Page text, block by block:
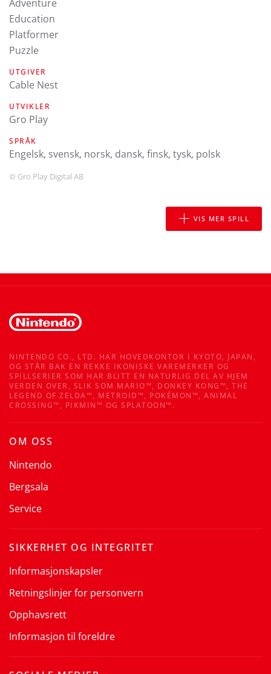
Adventure
Education
Platformer
Puzzle
UTGIVER
Cable Nest
UTVIKLER
Gro Play
SPRÅK
engelsk, svensk, norsk, dansk, finsk, tysk, polsk
© Gro Play Digital AB
VIS MER SPILL
NINTENDO CO., LTD. HAR HOVEDKONTOR I KYOTO, JAPAN,
OG STÅR BAK EN REKKE IKONISKE VAREMERKER OG
SPILLSERIER SOM HAR BLITT EN NATURLIG DEL AV HJEM
VERDEN OVER, SLIK SOM MARIO™, DONKEY KONG™, THE
LEGEND OF ZELDA™, METROID™, POKÉMON™, ANIMAL
CROSSING™, PIKMIN™ OG SPLATOON™.
OM OSS
Nintendo
Bergsala
Service
SIKKERHET OG INTEGRITET
Informasjonskapsler
Retningslinjer for personvern
Opphavsrett
Informasjon til foreldre